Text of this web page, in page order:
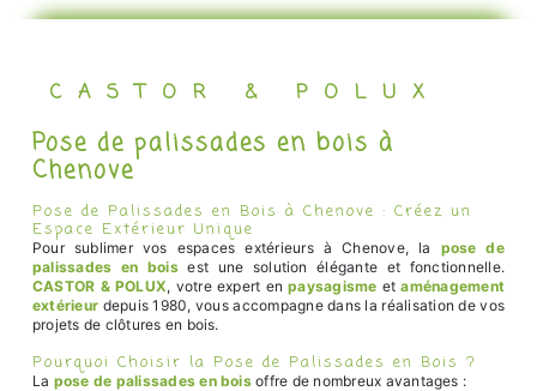
CASTOR & POLUX
Pose de palissades en bois à
Chenove
Pose de Palissades en Bois à Chenove : Créez un
Espace Extérieur Unique
Pour sublimer vos espaces extérieurs à Chenove, la pose de
palissades en boisest une solution élégante et fonctionnelle.
CASTOR & POLUX, votre expert enpaysagisme etaménagement
extérieur depuis 1980, vous accompagne dans la réalisation de vos
projets de clôtures en bois.
Pourquoi Choisir la Pose de Palissades en Bois ?
La pose de palissades en boisoffre de nombreux avantages :